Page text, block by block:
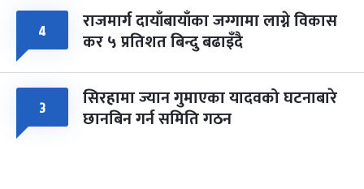
४ राजमार्ग दायाँबायाँका जग्गामा लाग्ने विकास
कर ५ प्रतिशत बिन्दु बढाइँदै
३ सिरहामा ज्यान गुमाएका यादवको घटनाबारे
छानबिन गर्न समिति गठन